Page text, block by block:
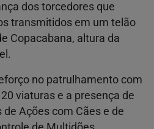
dos torcedores que
transmitidos em um telão
Copacabana, altura da
no patrulhamento com
viaturas e a presença de
Ações com Cães e de